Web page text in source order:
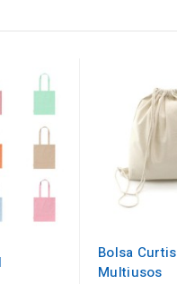
Bolsa Curtis
Multiusos